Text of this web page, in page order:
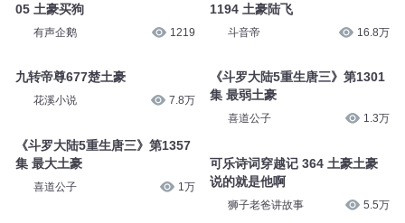
05 土豪买狗
有声企鹅 1219
九转帝尊677楚土豪
花溪小说 7.8万
《斗罗大陆5重生唐三》第1357
集 最大土豪
喜道公子 1万
1194 土豪陆飞
斗音帝 16.8万
《斗罗大陆5重生唐三》第1301
集 最弱土豪
喜道公子 1.3万
可乐诗词穿越记 364 土豪土豪
说的就是他啊
狮子老爸讲故事 5.5万